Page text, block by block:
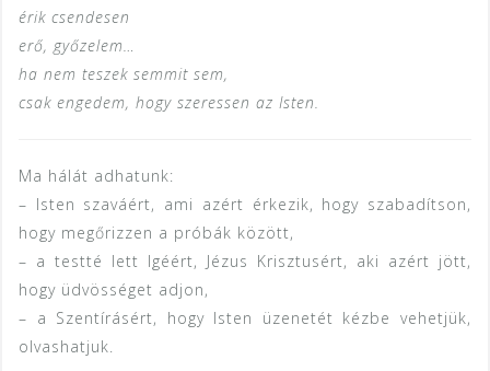
érik csendesen
erő, győzelem…
ha nem teszek semmit sem,
csak engedem, hogy szeressen az Isten.
Ma hálát adhatunk:
– Isten szaváért, ami azért érkezik, hogy szabadítson,
hogy megőrizzen a próbák között,
– a testté lett Igéért, Jézus Krisztusért, aki azért jött,
hogy üdvösséget adjon,
– a Szentírásért, hogy Isten üzenetét kézbe vehetjük,
olvashatjuk.